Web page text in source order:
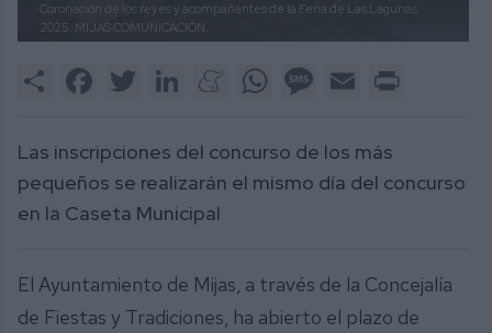
Coronación de los reyes y acompañantes de la Feria de Las Lagunas
2025. MIJAS COMUNICACIÓN.
Share FacebookTwitter LinkedInMeneameWhatsAppMessage
Email
Las inscripciones del concurso de los más
pequeños se realizarán el mismo día del concurso
en la Caseta Municipal
El Ayuntamiento de Mijas, a través de la Concejalía
de Fiestas y Tradiciones, ha abierto el plazo de